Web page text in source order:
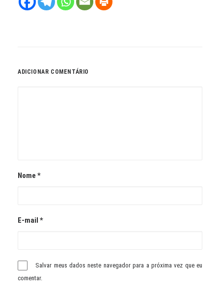
ADICIONAR COMENTÁRIO
Nome *
E-mail *
Salvar meus dados neste navegador para a próxima vez que eu
comentar.